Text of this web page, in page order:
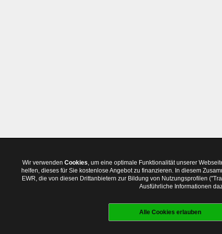
Wir verwenden Cookies, um eine optimale Funktionalität unserer
helfen, dieses für Sie kostenlose Angebot zu finanzieren. In diesem
EWR, die von diesen Drittanbietern zur Bildung von Nutzungsprofilen
Ausführliche Informationen
Alle Cookies erlauben